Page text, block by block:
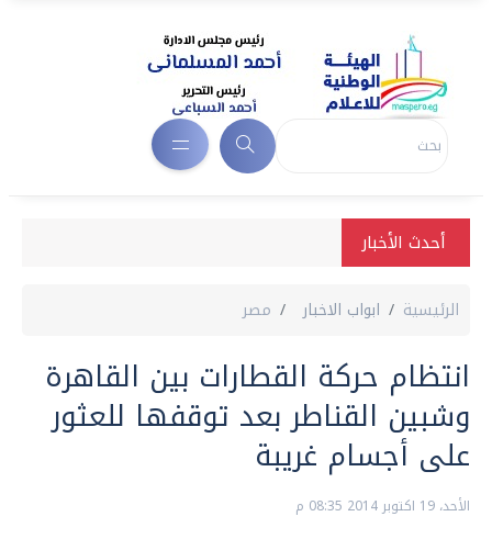
أحدث الأخبار
الرئيسية ابواب الاخبار مصر
انتظام حركة القطارات بين القاهرة
وشبين القناطر بعد توقفها للعثور
على أجسام غريبة
الأحد، 19 اكتوبر 2014 08:35 م